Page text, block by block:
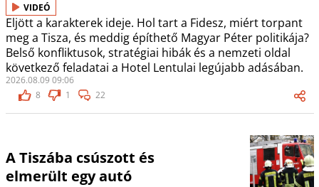
VIDEÓ
Eljött a karakterek ideje. Hol tart a Fidesz, miért torpant
meg a Tisza, és meddig építhető Magyar Péter politikája?
Belső konfliktusok, stratégiai hibák és a nemzeti oldal
következő feladatai a Hotel Lentulai legújabb adásában.
2026.08.09 09:06
8
1 22
A Tiszába csúszott és
elmerült egy autó